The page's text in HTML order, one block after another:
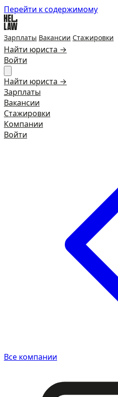
Перейти к содержимому
Зарплаты Вакансии Стажировки
Найти юриста →
Войти
Найти юриста →
Зарплаты
Вакансии
Стажировки
Компании
Войти
Все компании